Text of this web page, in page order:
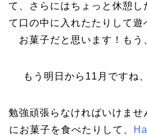
て、さらにはちょっと休憩
て口の中に入れたたりして
お菓子だと思います！もう
もう明日から11月ですね
勉強頑張らなければいけま
にお菓子を食べたりして、